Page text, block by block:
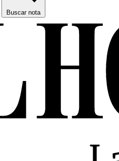
Buscar nota